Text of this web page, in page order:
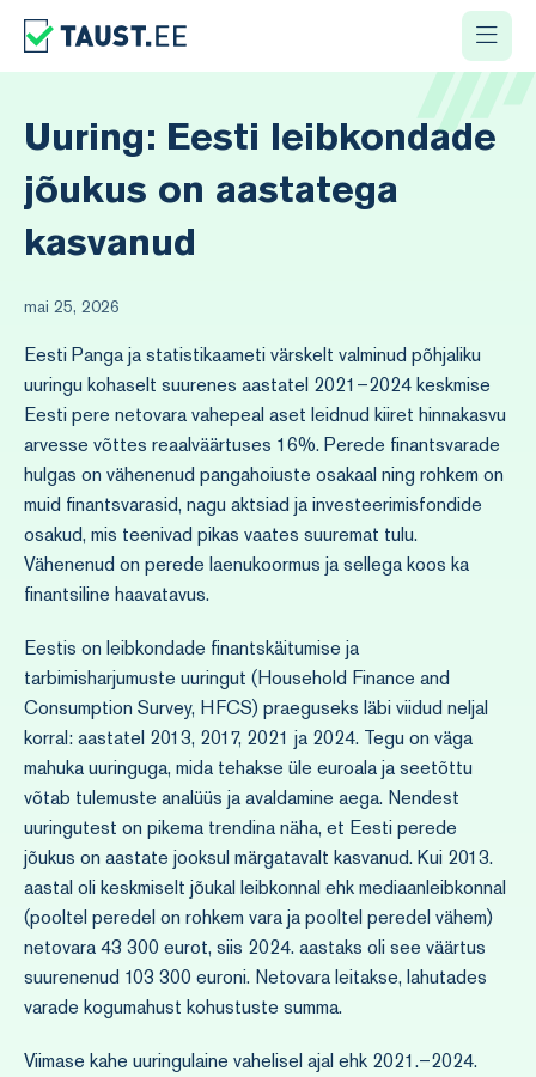
Uuring: Eesti leibkondade
jõukus on aastatega
kasvanud
mai 25, 2026
Eesti Panga ja statistikaameti värskelt valminud põhjaliku
uuringu kohaselt suurenes aastatel 2021–2024 keskmise
Eesti pere netovara vahepeal aset leidnud kiiret hinnakasvu
arvesse võttes reaalväärtuses 16%. Perede finantsvarade
hulgas on vähenenud pangahoiuste osakaal ning rohkem on
muid finantsvarasid, nagu aktsiad ja investeerimisfondide
osakud, mis teenivad pikas vaates suuremat tulu.
Vähenenud on perede laenukoormus ja sellega koos ka
finantsiline haavatavus.
Eestis on leibkondade finantskäitumise ja
tarbimisharjumuste uuringut (Household Finance and
Consumption Survey, HFCS) praeguseks läbi viidud neljal
korral: aastatel 2013, 2017, 2021 ja 2024. Tegu on väga
mahuka uuringuga, mida tehakse üle euroala ja seetõttu
võtab tulemuste analüüs ja avaldamine aega. Nendest
uuringutest on pikema trendina näha, et Eesti perede
jõukus on aastate jooksul märgatavalt kasvanud. Kui 2013.
aastal oli keskmiselt jõukal leibkonnal ehk mediaanleibkonnal
(pooltel peredel on rohkem vara ja pooltel peredel vähem)
netovara 43 300 eurot, siis 2024. aastaks oli see väärtus
suurenenud 103 300 euroni. Netovara leitakse, lahutades
varade kogumahust kohustuste summa.
Viimase kahe uuringulaine vahelisel ajal ehk 2021.–2024.